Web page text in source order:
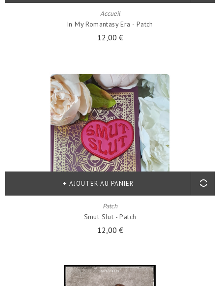
Accueil
In My Romantasy Era - Patch
12,00 €
Patch
Smut Slut - Patch
12,00 €
AJOUTER AU PANIER